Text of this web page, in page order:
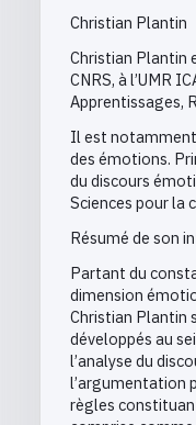
Christian Plantin
Christian Plantin
CNRS, à l’UMR
Apprentissages,
Il est notamment
des émotions.
du discours
Sciences pour la
Résumé de son
Partant du
dimension
Christian Plantin
développés au
l’analyse du
l’argumentation
règles